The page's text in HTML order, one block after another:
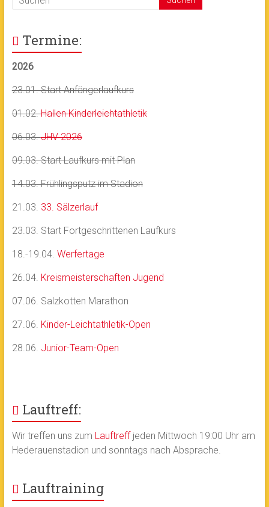
Termine:
2026
23.01. Start Anfängerlaufkurs
01.02.Hallen Kinderleichtathletik
06.03.JHV 2026
09.03. Start Laufkurs mit Plan
14.03. Frühlingsputz im Stadion
21.03. 33. Sälzerlauf
23.03. Start Fortgeschrittenen Laufkurs
18.-19.04. Werfertage
26.04. Kreismeisterschaften Jugend
07.06. Salzkotten Marathon
27.06. Kinder-Leichtathletik-Open
28.06. Junior-Team-Open
Lauftreff:
Wir treffen uns zum Lauftreffjeden Mittwoch 19:00 Uhr am
Hederauenstadion und sonntags nach Absprache.
Lauftraining